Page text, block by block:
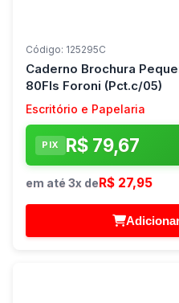
Código: 125295C
Caderno Brochura
80Fls Foroni (Pct.c/05)
Escritório e Papelaria
PIX R$ 79,67
em até 3x de R$ 27,95